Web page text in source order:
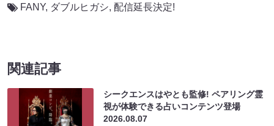
FANY, ダブルヒガシ, 配信延長決定!
関連記事
シークエンスはやとも監修! ペアリング霊
視が体験できる占いコンテンツ登場
2026.08.07